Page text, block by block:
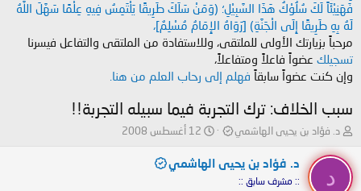
فَهَنِيْئَاً لَكَ سُلُوْكُ هَذَا السَّبِيْلِ؛ (وَمَنْ سَلَكَ طَرِيقًا يَلْتَمِسُ فِيهِ عِلْمًا سَهَّلَ اللَّهُ
لَهُ بِهِ طَرِيقًا إِلَى الْجَنَّةِ) [رَوَاهُ الإِمَامُ مُسْلِمٌ]،
مرحباً بزيارتك الأولى للملتقى، وللاستفادة من الملتقى والتفاعل فيسرنا
تسجيلك عضواً فاعلاً ومتفاعلاً،
وإن كنت عضواً سابقاً فهلم إلى رحاب العلم من هنا.
سبب الخلاف: ترك التجربة فيما سبيله التجربة!!
ب
د
ئ
د. فؤاد بن يحيى الهاشمي
ت
ر
ي
12 أغسطس 2008
د
د. فؤاد بن يحيى الهاشمي
:: مشرف سابق ::